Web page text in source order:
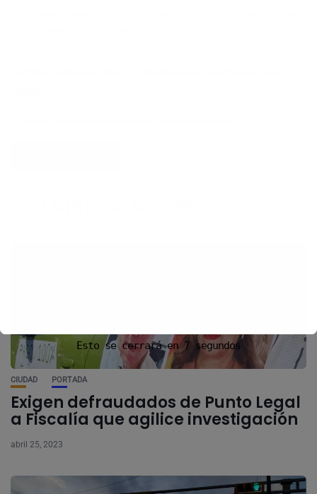
CIUDAD PORTADA
Exigen defraudados de Punto Legal
a Fiscalía que agilice investigación
abril 25, 2023
Esto se cerrará en 7 segundos